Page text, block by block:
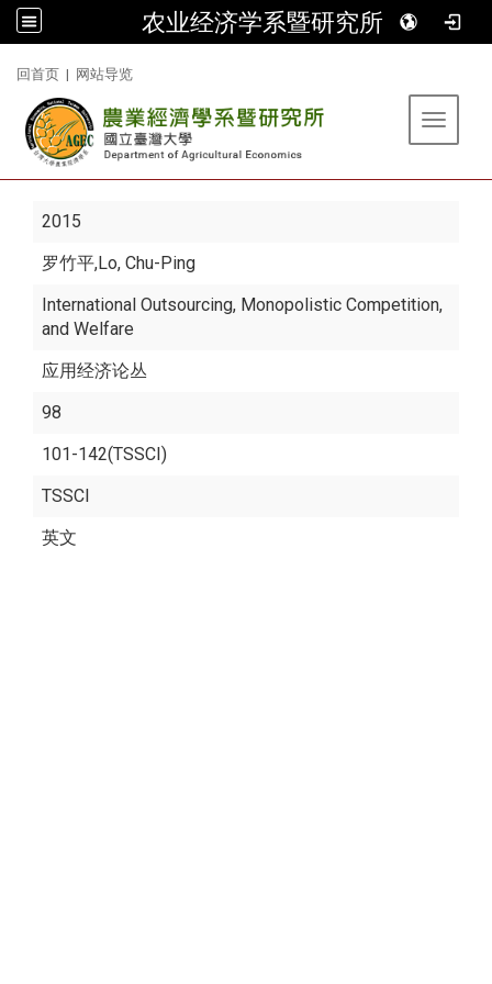
农业经济学系暨研究所
回首页 | 网站导览
Toggle
2015
罗竹平,Lo, Chu-Ping
International Outsourcing, Monopolistic Competition,
and Welfare
应用经济论丛
98
101-142(TSSCI)
TSSCI
英文